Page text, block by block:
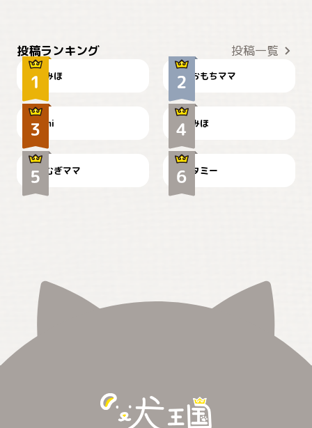
投稿ランキング 投稿一覧
みほ おもちママ
可愛い？
mi
見てるぞぉ
みほ
🌻とむぎ！
むぎママ
ドーベルマンのお友達邸に
て
タミー